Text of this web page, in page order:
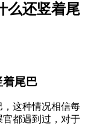
么还竖着尾
着尾巴
这种情况相信每
都遇到过，对于